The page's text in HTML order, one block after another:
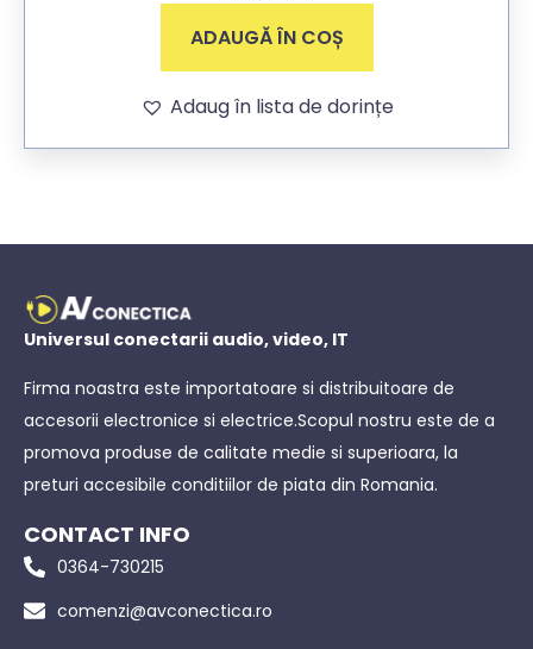
ADAUGĂ ÎN COȘ
Adaug în lista de dorințe
Universul conectarii audio, video, IT
Firma noastra este importatoare si distribuitoare de
accesorii electronice si electrice.Scopul nostru este de a
promova produse de calitate medie si superioara, la
preturi accesibile conditiilor de piata din Romania.
CONTACT INFO
0364-730215
comenzi@avconectica.ro